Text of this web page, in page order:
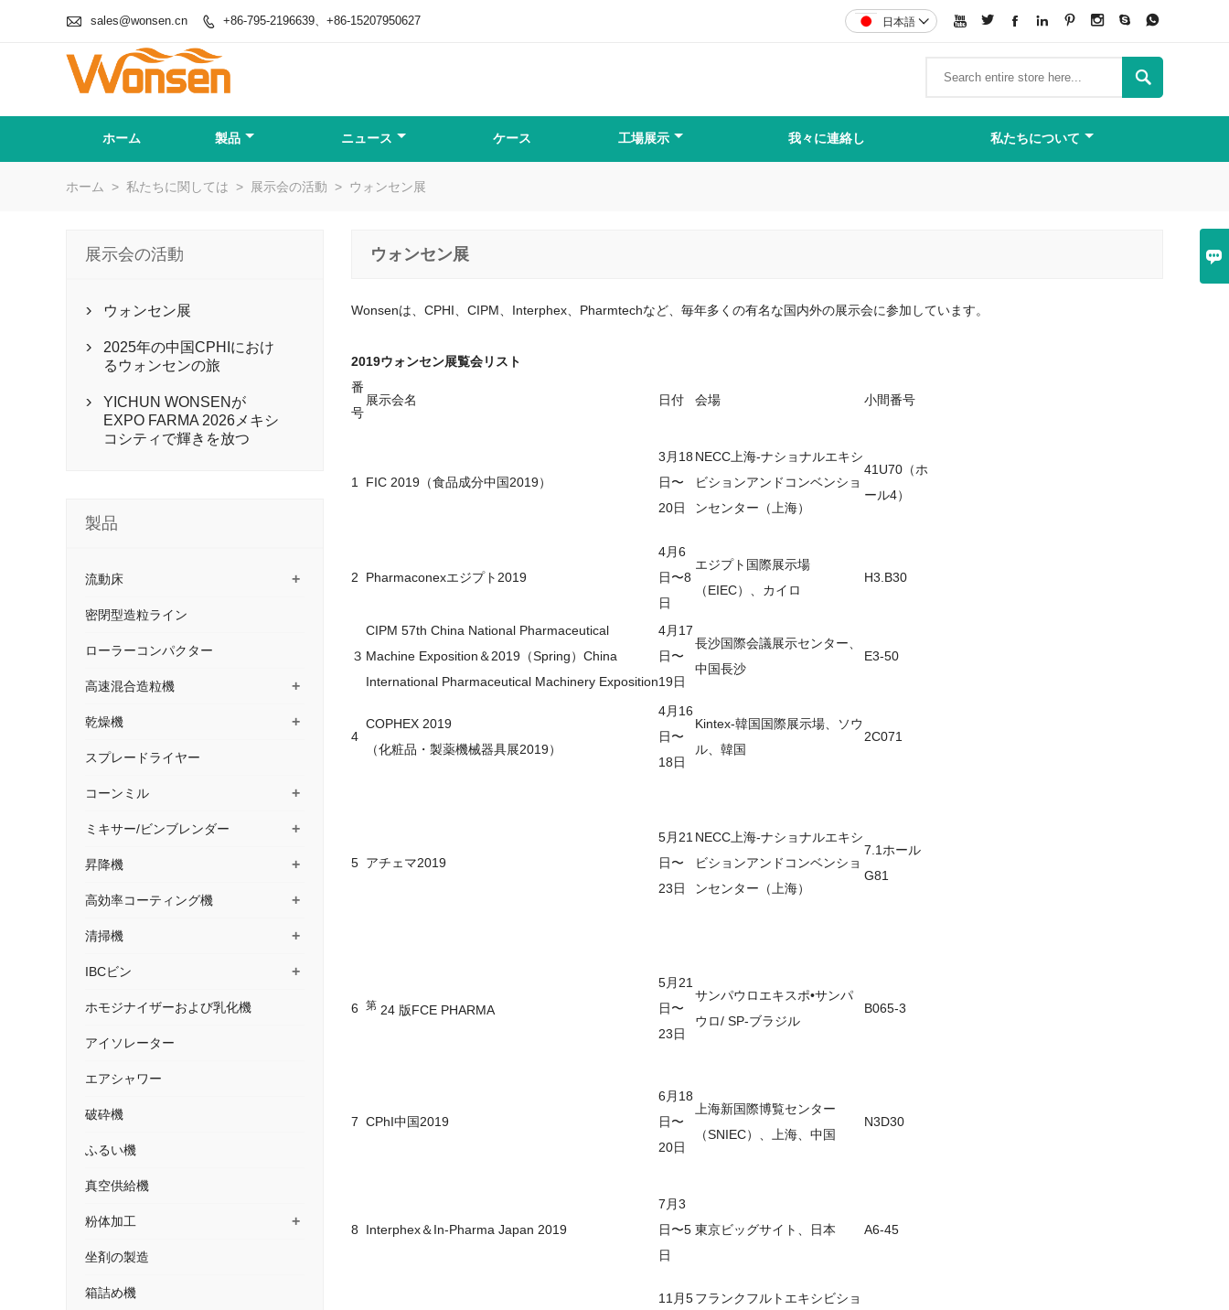

 sales@wonsen.cn  +86-795-2196639、+86-15207950627        
日本語 

ホーム 製品 ニュース ケース 工場展示 我々に連絡し 私たちについて
ホーム > 私たちに関しては > 展示会の活動 > ウォンセン展
ウォンセン展
Wonsenは、CPHI、CIPM、Interphex、Pharmtechなど、毎年多くの有名な国内外の展示会に参加しています。
2019ウォンセン展覧会リスト
番
号
展示会名 日付 会場 小間番号
1 FIC 2019（食品成分中国2019）
3月18
日〜
20日
NECC上海-ナショナルエキシ
ビションアンドコンベンショ
ンセンター（上海）
41U70（ホ
ール4）
2 Pharmaconexエジプト2019
4月6
日〜8
日
エジプト国際展示場
（EIEC）、カイロ
H3.B30
３
CIPM 57th China National Pharmaceutical
Machine Exposition＆2019（Spring）China
International Pharmaceutical Machinery Exposition
4月17
日〜
19日
長沙国際会議展示センター、
中国長沙
E3-50
4
COPHEX 2019
（化粧品・製薬機械器具展2019）
4月16
日〜
18日
Kintex-韓国国際展示場、ソウ
ル、韓国
2C071
5 アチェマ2019
5月21
日〜
23日
NECC上海-ナショナルエキシ
ビションアンドコンベンショ
ンセンター（上海）
7.1ホール
G81
6 第 24 版FCE PHARMA
5月21
日〜
23日
サンパウロエキスポ•サンパ
ウロ/ SP-ブラジル
B065-3
7 CPhI中国2019
6月18
日〜
20日
上海新国際博覧センター
（SNIEC）、上海、中国
N3D30
8 Interphex＆In-Pharma Japan 2019
7月3
日〜5
日
東京ビッグサイト、日本 A6-45
11月5フランクフルトエキシビショ
展示会の活動
 ウォンセン展

2025年の中国CPHIにおけ
るウォンセンの旅

YICHUN WONSENが
EXPO FARMA 2026メキシ
コシティで輝きを放つ
製品
+
流動床
密閉型造粒ライン
ローラーコンパクター
+
高速混合造粒機
+
乾燥機
スプレードライヤー
+
コーンミル
+
ミキサー/ビンブレンダー
+
昇降機
+
高効率コーティング機
+
清掃機
+
IBCビン
ホモジナイザーおよび乳化機
アイソレーター
エアシャワー
破砕機
ふるい機
真空供給機
+
粉体加工
坐剤の製造
箱詰め機